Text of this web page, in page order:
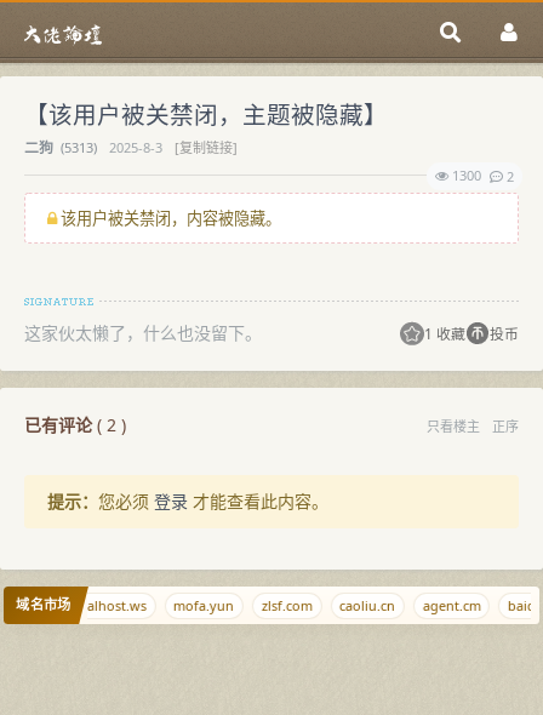
【该用户被关禁闭，主题被隐藏】
二狗 (5313) 2025-8-3
[复制链接]
1300
2
该用户被关禁闭，内容被隐藏。
这家伙太懒了，什么也没留下。 1 收藏 投币
已有评论( 2 ) 只看楼主 正序
提示： 您必须 登录 才能查看此内容。
域名市场localhost.ws mofa.yun zlsf.com caoliu.cn agent.cm